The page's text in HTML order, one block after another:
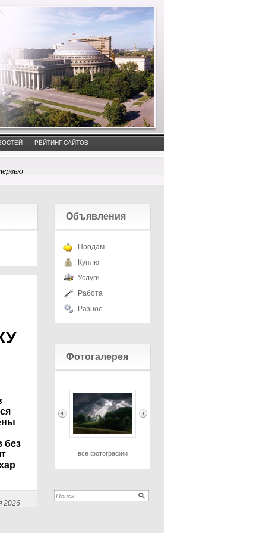
РЕЙТИНГ САЙТОВ
без
2026
Объявления
Продам
Куплю
Услуги
Работа
Разное
Фотогалерея
все фотографии